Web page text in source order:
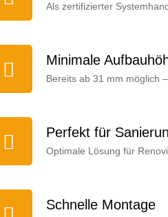
Als zertifizierter
Minimale
Bereits ab 31 mm möglich
Perfekt für
Optimale Lösung für
Schnelle Montage